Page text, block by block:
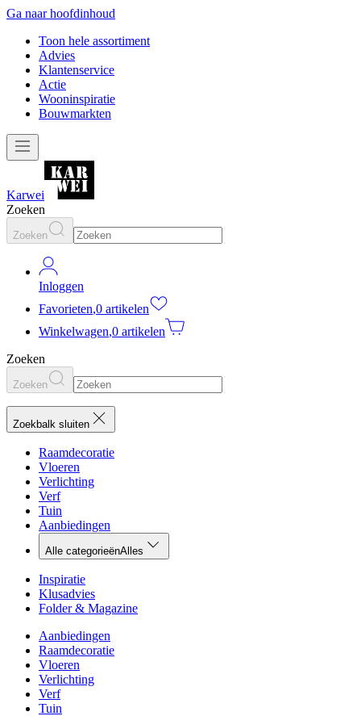
Ga naar hoofdinhoud
Toon hele assortiment
Advies
Klantenservice
Actie
Wooninspiratie
Bouwmarkten
Karwei
Zoeken
Zoeken
Inloggen
Favorieten,0 artikelen
Winkelwagen,0 artikelen
Zoeken
Zoeken
Zoekbalk sluiten
Raamdecoratie
Vloeren
Verlichting
Verf
Tuin
Aanbiedingen
Alle categorieënAlles
Inspiratie
Klusadvies
Folder & Magazine
Aanbiedingen
Raamdecoratie
Vloeren
Verlichting
Verf
Tuin